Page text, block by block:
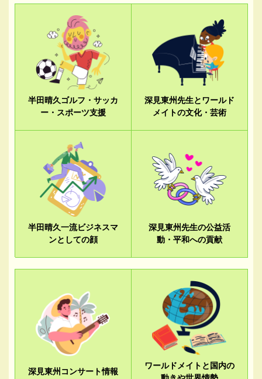
半田晴久ゴルフ・サッカ
ー・スポーツ支援
深見東州先生とワールド
メイトの文化・芸術
半田晴久一流ビジネスマ
ンとしての顔
深見東州先生の公益活
動・平和への貢献
深見東州コンサート情報
ワールドメイトと国内の